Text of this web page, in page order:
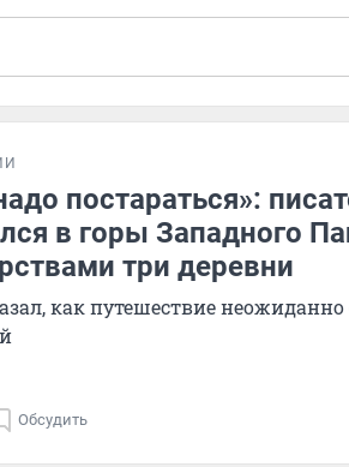
постараться»:
в горы Западного
три деревни
как путешествие неожиданно
Обсудить